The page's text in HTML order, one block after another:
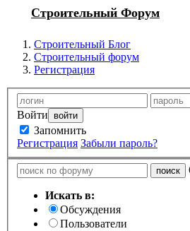
Строительный Форум
Строительный Блог
Строительный форум
Регистрация
Войти
Запомнить
Регистрация Забыли пароль?
Искать в:
Обсуждения
Пользователи